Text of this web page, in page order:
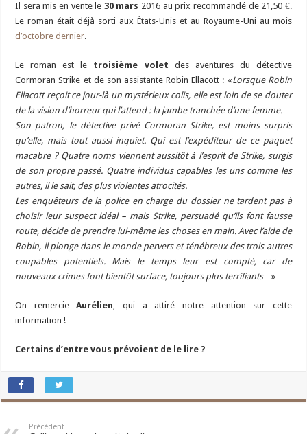
Il sera mis en vente le 30 mars 2016 au prix recommandé de 21,50 €.
Le roman était déjà sorti aux États-Unis et au Royaume-Uni au mois
d’octobre dernier.
Le roman est le troisième volet des aventures du détective
Cormoran Strike et de son assistante Robin Ellacott : «Lorsque Robin
Ellacott reçoit ce jour-là un mystérieux colis, elle est loin de se douter
de la vision d’horreur qui l’attend : la jambe tranchée d’une femme.
Son patron, le détective privé Cormoran Strike, est moins surpris
qu’elle, mais tout aussi inquiet. Qui est l’expéditeur de ce paquet
macabre ? Quatre noms viennent aussitôt à l’esprit de Strike, surgis
de son propre passé. Quatre individus capables les uns comme les
autres, il le sait, des plus violentes atrocités.
Les enquêteurs de la police en charge du dossier ne tardent pas à
choisir leur suspect idéal – mais Strike, persuadé qu’ils font fausse
route, décide de prendre lui-même les choses en main. Avec l’aide de
Robin, il plonge dans le monde pervers et ténébreux des trois autres
coupables potentiels. Mais le temps leur est compté, car de
nouveaux crimes font bientôt surface, toujours plus terrifiants…»
On remercieAurélien, qui a attiré notre attention sur cette
information !
Certains d’entre vous prévoient de le lire ?
Précédent